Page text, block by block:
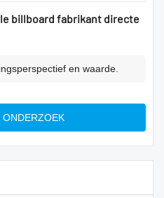
billboard fabrikant directe
en waarde.